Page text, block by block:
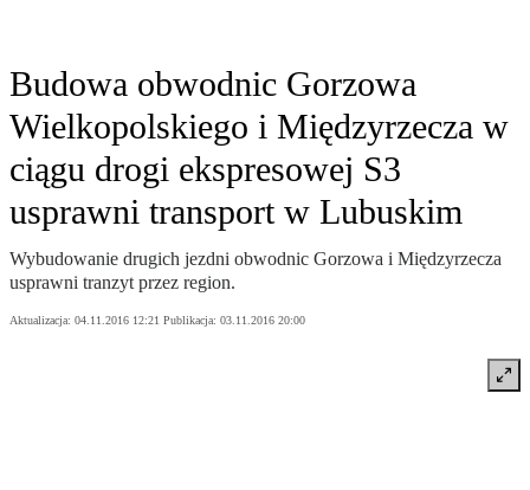
Budowa obwodnic Gorzowa
Wielkopolskiego i Międzyrzecza w
ciągu drogi ekspresowej S3
usprawni transport w Lubuskim
Wybudowanie drugich jezdni obwodnic Gorzowa i Międzyrzecza
usprawni tranzyt przez region.
Aktualizacja: 04.11.2016 12:21 Publikacja: 03.11.2016 20:00